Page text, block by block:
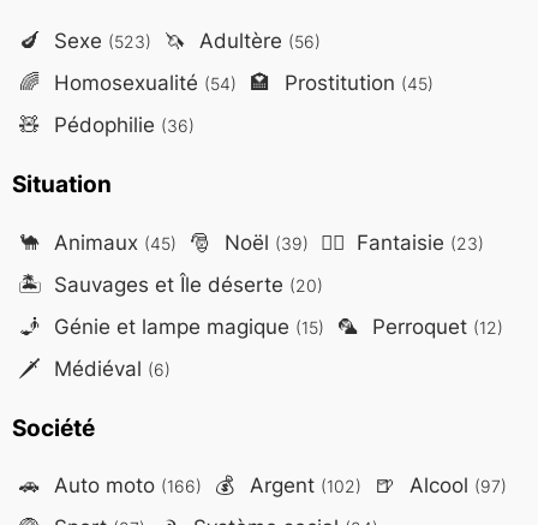
🍆 Sexe (523) 🦄 Adultère (56)
🌈 Homosexualité (54) 🏩 Prostitution (45)
🧸 Pédophilie (36)
Situation
🐪 Animaux (45) 🎅 Noël (39) 🧙‍♂️ Fantaisie (23)
🏝️ Sauvages et Île déserte (20)
🧞 Génie et lampe magique (15) 🦜 Perroquet (12)
🗡️ Médiéval (6)
Société
🚗 Auto moto (166) 💰 Argent (102) 🍺 Alcool (97)